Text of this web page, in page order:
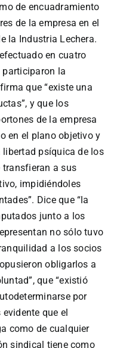
de encuadramiento
de la empresa en el
la Industria Lechera.
en cuatro
participaron la
que “existe una
y que los
de la empresa
en el plano objetivo y
psíquica de los
transfieran a sus
impidiéndoles
Dice que “la
junto a los
no sólo tuvo
a los socios
obligarlos a
que “existió
por
evidente que el
como de cualquier
sindical tiene como